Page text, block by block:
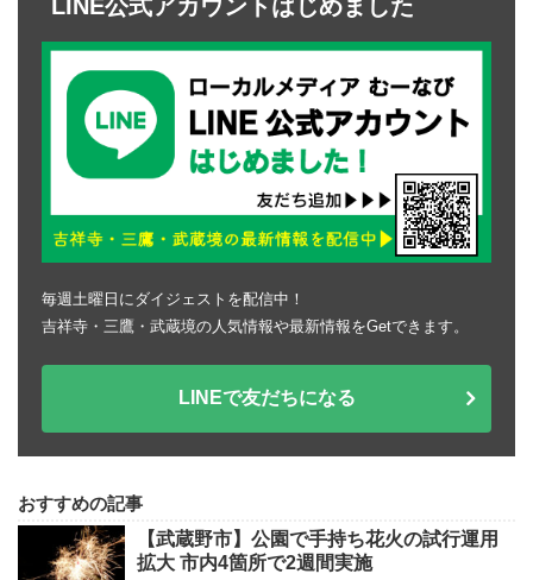
LINE公式アカウントはじめました
毎週土曜日にダイジェストを配信中！
吉祥寺・三鷹・武蔵境の人気情報や最新情報をGetできます。
LINEで友だちになる
おすすめの記事
【武蔵野市】公園で手持ち花火の試行運用
拡大 市内4箇所で2週間実施